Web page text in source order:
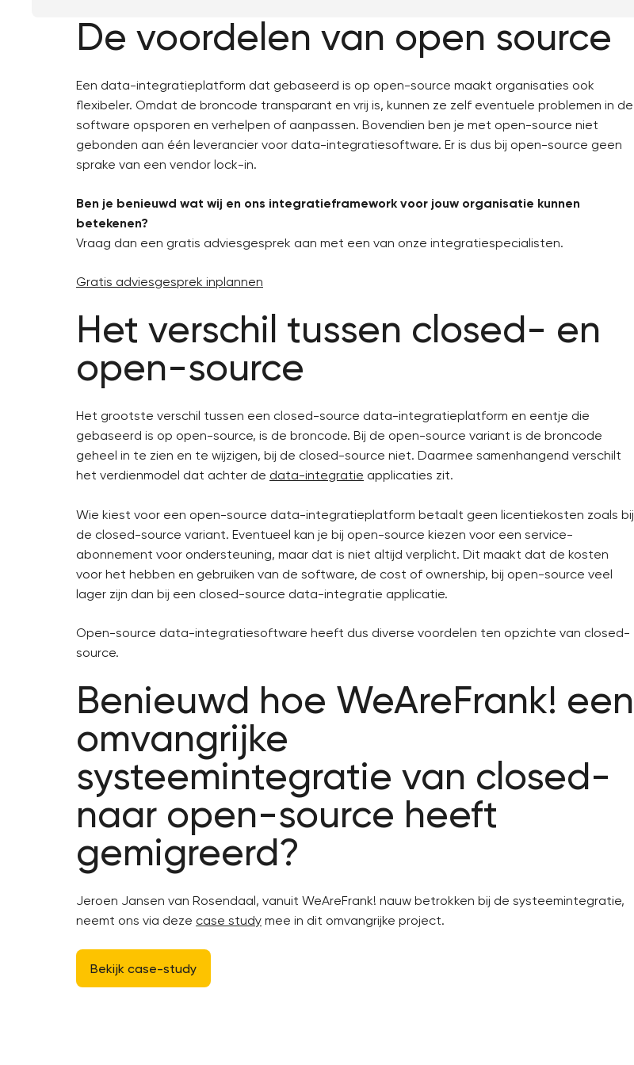
De voordelen van open source
Een data-integratieplatform dat gebaseerd is op open-source maakt organisaties ook
flexibeler. Omdat de broncode transparant en vrij is, kunnen ze zelf eventuele problemen in de
software opsporen en verhelpen of aanpassen. Bovendien ben je met open-source niet
gebonden aan één leverancier voor data-integratiesoftware. Er is dus bij open-source geen
sprake van een vendor lock-in.
Ben je benieuwd wat wij en ons integratieframework voor jouw organisatie kunnen
betekenen?
Vraag dan een gratis adviesgesprek aan met een van onze integratiespecialisten.
Gratis adviesgesprek inplannen
Het verschil tussen closed- en
open-source
Het grootste verschil tussen een closed-source data-integratieplatform en eentje die
gebaseerd is op open-source, is de broncode. Bij de open-source variant is de broncode
geheel in te zien en te wijzigen, bij de closed-source niet. Daarmee samenhangend verschilt
het verdienmodel dat achter de data-integratie applicaties zit.
Wie kiest voor een open-source data-integratieplatform betaalt geen licentiekosten zoals bij
de closed-source variant. Eventueel kan je bij open-source kiezen voor een service-
abonnement voor ondersteuning, maar dat is niet altijd verplicht. Dit maakt dat de kosten
voor het hebben en gebruiken van de software, de cost of ownership, bij open-source veel
lager zijn dan bij een closed-source data-integratie applicatie.
Open-source data-integratiesoftware heeft dus diverse voordelen ten opzichte van closed-
source.
Benieuwd hoe WeAreFrank! een
omvangrijke
systeemintegratie van closed-
naar open-source heeft
gemigreerd?
Jeroen Jansen van Rosendaal, vanuit WeAreFrank! nauw betrokken bij de systeemintegratie,
neemt ons via deze case study mee in dit omvangrijke project.
Bekijk case-study